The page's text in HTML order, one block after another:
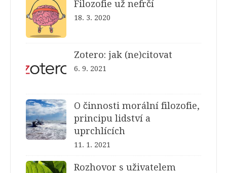
Filozofie už nefrčí
18. 3. 2020
Zotero: jak (ne)citovat
6. 9. 2021
O činnosti morální filozofie,
principu lidství a
uprchlících
11. 1. 2021
Rozhovor s uživatelem